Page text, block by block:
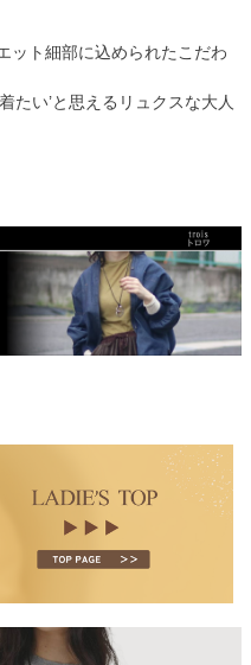
ット細部に込められたこだわ
たい’と思えるリュクスな大人